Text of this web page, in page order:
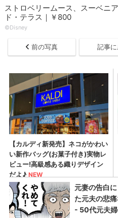
ストロベリームース、スーベニ
ド・テラス｜￥800
©︎Disney
前の写真 記事